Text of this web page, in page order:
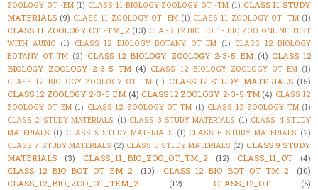
ZOOLOGY OT -EM (1) CLASS 11 BIOLOGY ZOOLOGY OT -TM (1) CLASS 11 STUDY
MATERIALS (9) CLASS 11 ZOOLOGY OT -EM (1) CLASS 11 ZOOLOGY OT -TM (1)
CLASS 11 ZOOLOGY OT -TM_2 (13) CLASS 12 BIO BOT - BIO ZOO ONLINE TEST
WITH AUDIO (1) CLASS 12 BIOLOGY BOTANY OT EM (1) CLASS 12 BIOLOGY
BOTANY OT TM (2) CLASS 12 BIOLOGY ZOOLOGY 2-3-5 EM (4) CLASS 12
BIOLOGY ZOOLOGY 2-3-5 TM (4) CLASS 12 BIOLOGY ZOOLOGY OT EM (1)
CLASS 12 BIOLOGY ZOOLOGY OT TM (1) CLASS 12 STUDY MATERIALS (15)
CLASS 12 ZOOLOGY 2-3-5 EM (4) CLASS 12 ZOOLOGY 2-3-5 TM (4) CLASS 12
ZOOLOGY OT EM (1) CLASS 12 ZOOLOGY OT TM (1) CLASS 12 ZOOLOGY TM (1)
CLASS 2 STUDY MATERIALS (1) CLASS 3 STUDY MATERIALS (1) CLASS 4 STUDY
MATERIALS (1) CLASS 5 STUDY MATERIALS (1) CLASS 6 STUDY MATERIALS (2)
CLASS 7 STUDY MATERIALS (2) CLASS 8 STUDY MATERIALS (2) CLASS 9 STUDY
MATERIALS
(3) CLASS_11_BIO_ZOO_OT_TM_2 (12) CLASS_11_OT
(4)
CLASS_12_BIO_BOT_OT_EM_2
(10) CLASS_12_BIO_BOT_OT_TM_2
(10)
CLASS_12_BIO_ZOO_OT_TEM_2
(12) CLASS_12_OT
(6)